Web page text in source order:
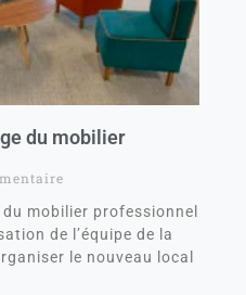
du mobilier
mobilier professionnel
de l’équipe de la
le nouveau local